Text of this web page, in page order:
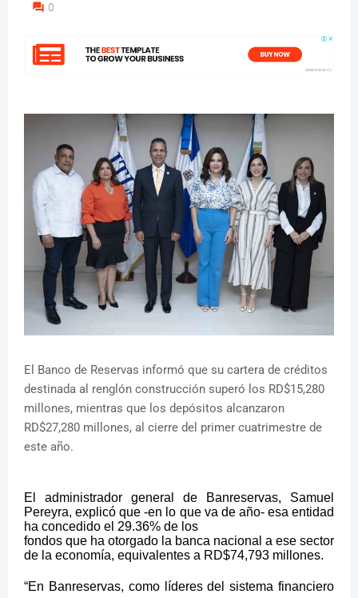
0
El Banco de Reservas informó que su cartera de créditos
destinada al renglón construcción superó los RD$15,280
millones, mientras que los depósitos alcanzaron
RD$27,280 millones, al cierre del primer cuatrimestre de
este año.
El administrador general de Banreservas, Samuel
Pereyra, explicó que -en lo que va de año- esa entidad
ha concedido el 29.36% de los
fondos que ha otorgado la banca nacional a ese sector
de la economía, equivalentes a RD$74,793 millones.
“En Banreservas, como líderes del sistema financiero